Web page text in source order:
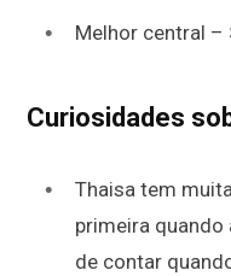
Melhor central
Curiosidades
Thaisa tem
primeira quando
de contar